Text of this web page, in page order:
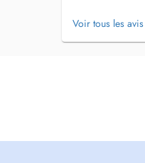
Voir tous les avis